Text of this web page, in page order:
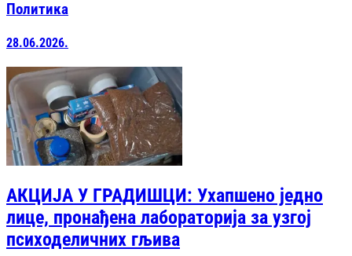
Политика
28.06.2026.
АКЦИЈА У ГРАДИШЦИ: Ухапшено једно
лице, пронађена лабораторија за узгој
психоделичних гљива